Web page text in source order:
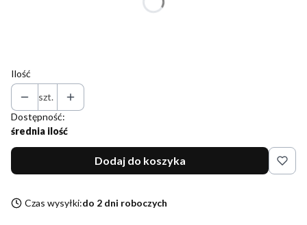
Ilość
szt.
Dostępność:
średnia ilość
Dodaj do koszyka
Czas wysyłki:do 2 dni roboczych